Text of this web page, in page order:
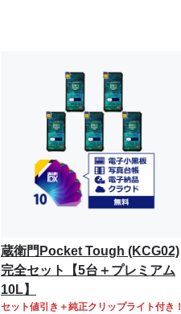
蔵衛門Pocket Tough (KCG02)
完全セット【5台＋プレミアム
10L】
セット値引き＋純正クリップライト付き！